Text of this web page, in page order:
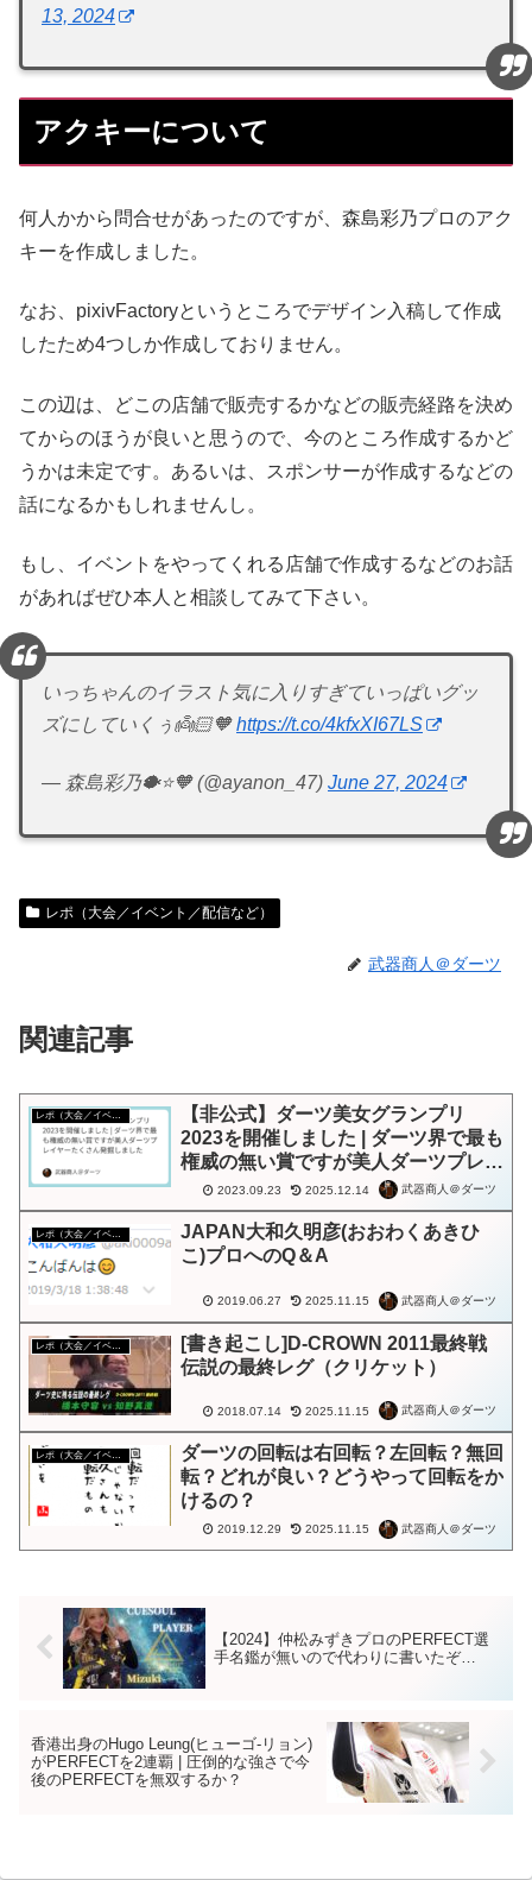
13, 2024
アクキーについて
何人かから問合せがあったのですが、森島彩乃プロのアク
キーを作成しました。
なお、pixivFactoryというところでデザイン入稿して作成
したため4つしか作成しておりません。
この辺は、どこの店舗で販売するかなどの販売経路を決め
てからのほうが良いと思うので、今のところ作成するかど
うかは未定です。あるいは、スポンサーが作成するなどの
話になるかもしれませんし。
もし、イベントをやってくれる店舗で作成するなどのお話
があればぜひ本人と相談してみて下さい。
いっちゃんのイラスト気に入りすぎていっぱいグッ
ズにしていくぅ👼🏻🧡https://t.co/4kfxXI67LS
— 森島彩乃🐡⭐️🧡 (@ayanon_47) June 27, 2024
レポ（大会／イベント／配信など）
武器商人＠ダーツ
関連記事
レポ（大会／イベント／配信など）
【非公式】ダーツ美女グランプリ
2023を開催しました | ダーツ界で最も
権威の無い賞ですが美人ダーツプレイ
ヤーたくさん発掘しました
2023.09.23 2025.12.14 武器商人＠ダーツ
レポ（大会／イベント／配信など）
JAPAN大和久明彦(おおわくあきひ
こ)プロへのQ＆A
2019.06.27 2025.11.15 武器商人＠ダーツ
レポ（大会／イベント／配信など）
[書き起こし]D-CROWN 2011最終戦
伝説の最終レグ（クリケット）
2018.07.14 2025.11.15 武器商人＠ダーツ
レポ（大会／イベント／配信など）
ダーツの回転は右回転？左回転？無回
転？どれが良い？どうやって回転をか
けるの？
2019.12.29 2025.11.15 武器商人＠ダーツ
【2024】仲松みずきプロのPERFECT選
手名鑑が無いので代わりに書いたぞ…
香港出身のHugo Leung(ヒューゴ-リョン)
がPERFECTを2連覇 | 圧倒的な強さで今
後のPERFECTを無双するか？